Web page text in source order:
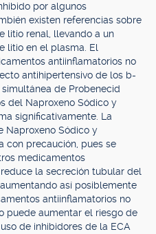
por algunos
existen referencias sobre
litio renal, llevando a un
litio en el plasma. El
antiinflamatorios no
antihipertensivo de los b-
de Probenecid
del Naproxeno Sódico y
significativamente. La
Naproxeno Sódico y
con precaución, pues se
medicamentos
la secreción tubular del
así posiblemente
antiinflamatorios no
puede aumentar el riesgo de
de inhibidores de la ECA